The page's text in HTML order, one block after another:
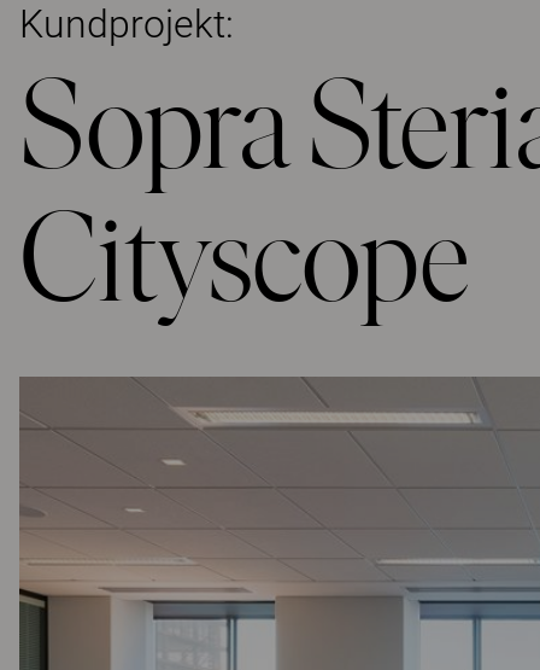
Kundprojekt:
Sopra
Cityscope